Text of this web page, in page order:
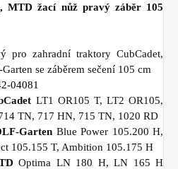
MTD žací nůž pravý záběr 105
pro zahradní traktory CubCadet,
se záběrem sečení 105 cm
04081
LT1 OR105 T, LT2 OR105,
TN, 717 HN, 715 TN, 1020 RD
Garten Blue Power 105.200 H,
105.155 T, Ambition 105.175 H
Optima LN 180 H, LN 165 H